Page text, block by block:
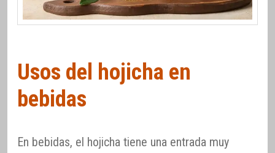
Usos del hojicha en
bebidas
En bebidas, el hojicha tiene una entrada muy